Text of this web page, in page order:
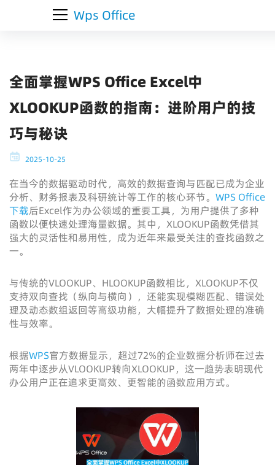
Wps Office
全面掌握WPS Office Excel中
XLOOKUP函数的指南：进阶用户的技
巧与秘诀
2025-10-25
在当今的数据驱动时代，高效的数据查询与匹配已成为企业
分析、财务报表及科研统计等工作的核心环节。 WPS Office
下载后Excel作为办公领域的重要工具，为用户提供了多种
函数以便快速处理海量数据。其中，XLOOKUP函数凭借其
强大的灵活性和易用性，成为近年来最受关注的查找函数之
一。
与传统的VLOOKUP、HLOOKUP函数相比，XLOOKUP不仅
支持双向查找（纵向与横向），还能实现模糊匹配、错误处
理及动态数组返回等高级功能，大幅提升了数据处理的准确
性与效率。
根据WPS官方数据显示，超过72%的企业数据分析师在过去
两年中逐步从VLOOKUP转向XLOOKUP，这一趋势表明现代
办公用户正在追求更高效、更智能的函数应用方式。